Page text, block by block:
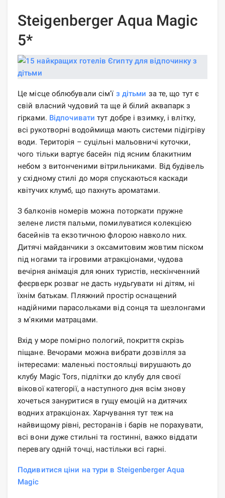
Steigenberger Aqua Magic
5*
Це місце облюбували сім'ї з дітьми за те, що тут є
свій власний чудовий та ще й білий аквапарк з
гірками. Відпочивати тут добре і взимку, і влітку,
всі рукотворні водоймища мають системи підігріву
води. Територія – суцільні мальовничі куточки,
чого тільки вартує басейн під ясним блакитним
небом з витонченими вітрильниками. Від будівель
у східному стилі до моря спускаються каскади
квітучих клумб, що пахнуть ароматами.
З балконів номерів можна поторкати пружне
зелене листя пальми, помилуватися колекцією
басейнів та екзотичною флорою навколо них.
Дитячі майданчики з оксамитовим жовтим піском
під ногами та ігровими атракціонами, чудова
вечірня анімація для юних туристів, нескінченний
феєрверк розваг не дасть нудьгувати ні дітям, ні
їхнім батькам. Пляжний простір оснащений
надійними парасольками від сонця та шезлонгами
з м'якими матрацами.
Вхід у море помірно пологий, покриття скрізь
піщане. Вечорами можна вибрати дозвілля за
інтересами: маленькі постояльці вирушають до
клубу Magic Tors, підлітки до клубу для своєї
вікової категорії, а наступного дня всім знову
хочеться зануритися в гущу емоцій на дитячих
водних атракціонах. Харчування тут теж на
найвищому рівні, ресторанів і барів не порахувати,
всі вони дуже стильні та гостинні, важко віддати
перевагу одній точці, настільки всі гарні.
Подивитися ціни на тури в Steigenberger Aqua
Magic